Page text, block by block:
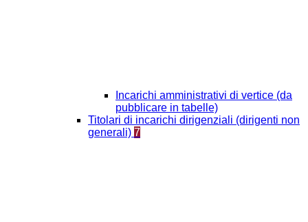
Incarichi amministrativi di vertice (da
pubblicare in tabelle)
Titolari di incarichi dirigenziali (dirigenti non
generali) 7